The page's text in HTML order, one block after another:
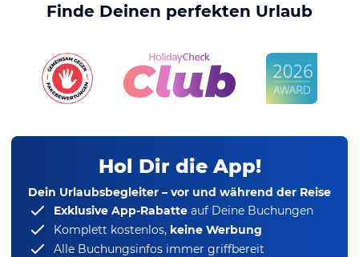
Finde Deinen perfekten Urlaub
Hol Dir die App!
Dein Urlaubsbegleiter – vor und während der Reise
Exklusive App-Rabatte auf Deine Buchungen
Komplett kostenlos, keine Werbung
Alle Buchungsinfos immer griffbereit